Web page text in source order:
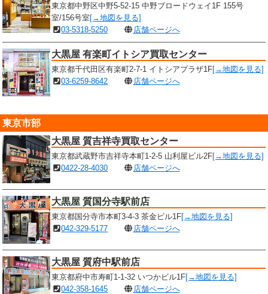
東京都中野区中野5-52-15 中野ブロードウェイ1F 155号
室/156号室 [→地図を見る]
03-5318-5250
店舗ページへ
大黒屋 有楽町イトシア買取センター
東京都千代田区有楽町2-7-1 イトシアプラザ1F[→地図を見る]
03-6259-8642
店舗ページへ
東京市部
大黒屋 質吉祥寺買取センター
東京都武蔵野市吉祥寺本町1-2-5 山利屋ビル2F[→地図を見る]
0422-28-4030
店舗ページへ
大黒屋 質国分寺駅前店
東京都国分寺市本町3-4-3 茶金ビル1F[→地図を見る]
042-329-5177
店舗ページへ
大黒屋 質府中駅前店
東京都府中市寿町1-1-32 いつかビル1F[→地図を見る]
042-358-1645
店舗ページへ